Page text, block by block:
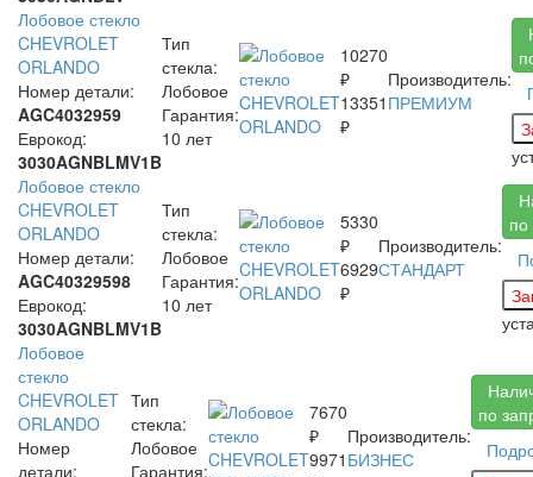
Лобовое стекло
CHEVROLET
ORLANDO
Номер детали:
AGC4032959
Еврокод:
3030AGNBLMV1B
Тип
стекла:
Лобовое
Гарантия:
10 лет
10270
₽
13351
₽
Производитель:
ПРЕМИУМ
Лобовое стекло
CHEVROLET
ORLANDO
Номер детали:
AGC40329598
Еврокод:
3030AGNBLMV1B
Тип
стекла:
Лобовое
Гарантия:
10 лет
5330
₽
6929
₽
Производитель:
СТАНДАРТ
по
Лобовое
стекло
CHEVROLET
ORLANDO
Номер
детали:
Тип
стекла:
Лобовое
Гарантия:
7670
₽
9971
Производитель:
БИЗНЕС
по